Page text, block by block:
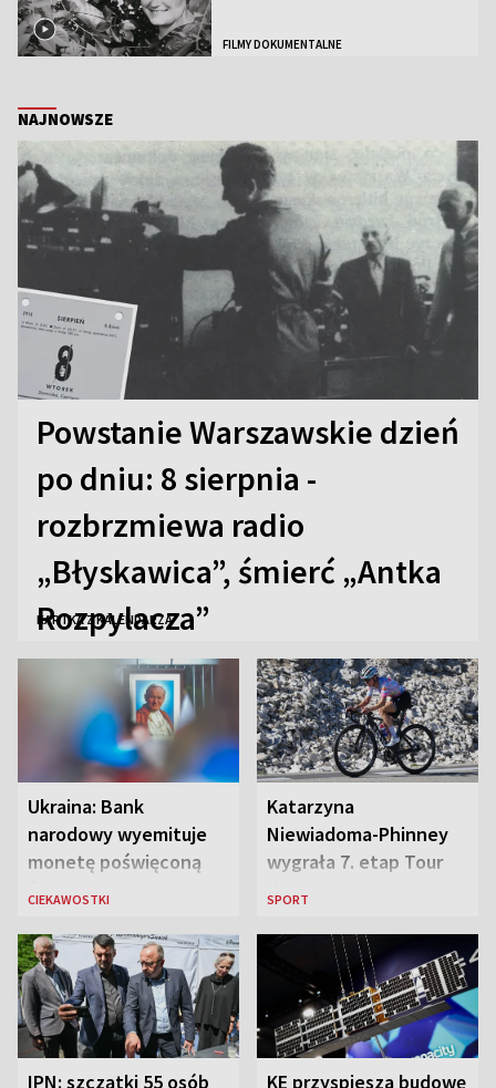
FILMY DOKUMENTALNE
NAJNOWSZE
Powstanie Warszawskie dzień
po dniu: 8 sierpnia -
rozbrzmiewa radio
„Błyskawica”, śmierć „Antka
Rozpylacza”
KARTKA Z KALENDARZA
Ukraina: Bank
narodowy wyemituje
monetę poświęconą
św. Janowi Pawłowi II
CIEKAWOSTKI
Katarzyna
Niewiadoma-Phinney
wygrała 7. etap Tour
de France i została
SPORT
IPN: szczątki 55 osób
KE przyspiesza budowę